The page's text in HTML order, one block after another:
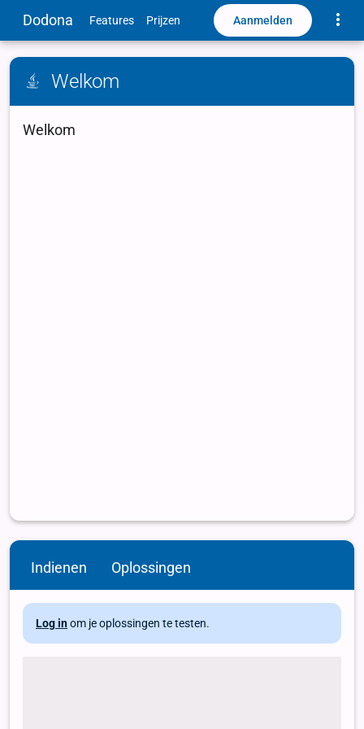
Dodona Features Prijzen Aanmelden
Welkom
Indienen Oplossingen
Log in om je oplossingen te testen.